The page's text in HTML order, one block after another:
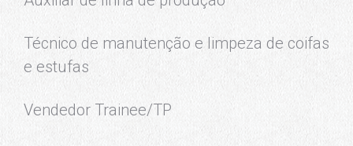
Técnico de manutenção e limpeza de coifas
e estufas
Vendedor Trainee/TP